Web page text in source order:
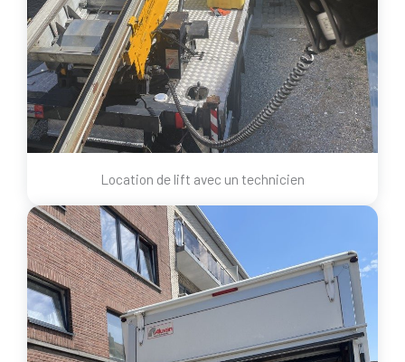
Location de lift avec un technicien